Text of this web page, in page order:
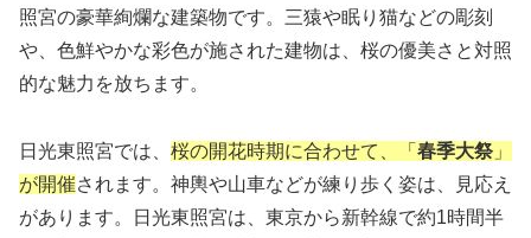
照宮の豪華絢爛な建築物です。三猿や眠り猫などの彫刻
や、色鮮やかな彩色が施された建物は、桜の優美さと対照
的な魅力を放ちます。
日光東照宮では、 桜の開花時期に合わせて、「 春季大祭 」
が開催されます。神輿や山車などが練り歩く姿は、見応え
があります。日光東照宮は、東京から新幹線で約1時間半